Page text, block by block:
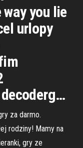
you lie
urlopy
za darmo.
rodziny! Mamy na
gry ze